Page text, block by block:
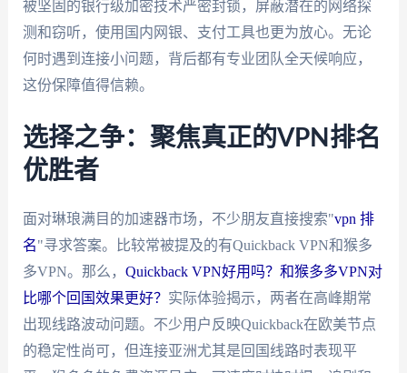
被坚固的银行级加密技术严密封锁，屏蔽潜在的网络探
测和窃听，使用国内网银、支付工具也更为放心。无论
何时遇到连接小问题，背后都有专业团队全天候响应，
这份保障值得信赖。
选择之争：聚焦真正的VPN排名
优胜者
面对琳琅满目的加速器市场，不少朋友直接搜索"vpn 排
名"寻求答案。比较常被提及的有Quickback VPN和猴多
多VPN。那么， Quickback VPN好用吗？和猴多多VPN对
比哪个回国效果更好？ 实际体验揭示，两者在高峰期常
出现线路波动问题。不少用户反映Quickback在欧美节点
的稳定性尚可，但连接亚洲尤其是回国线路时表现平